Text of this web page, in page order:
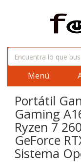
Menú
Portátil
Gaming
Ryzen 7
GeForce
Sistema